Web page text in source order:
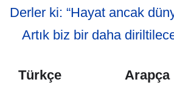
Derler ki: “Hayat ancak
Artık biz bir daha
Türkçe Arapça